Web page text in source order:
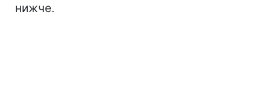
нижче.